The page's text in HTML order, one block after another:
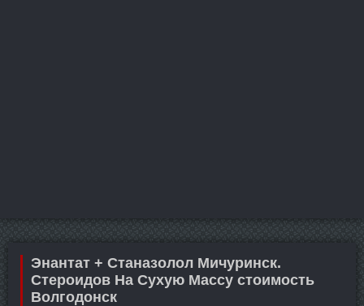
Энантат + Станазолол Мичуринск.
Стероидов На Сухую Массу стоимость
Волгодонск